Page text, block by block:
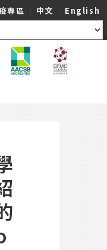
專區 中文 English